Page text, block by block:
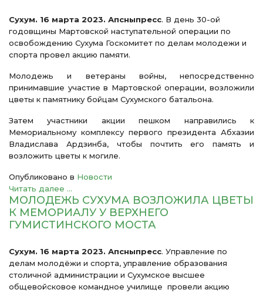
Сухум. 16 марта 2023. Апсныпресс. В день 30-ой
годовщины Мартовской наступательной операции по
освобождению Сухума Госкомитет по делам молодежи и
спорта провел акцию памяти.
Молодежь и ветераны войны, непосредственно
принимавшие участие в Мартовской операции, возложили
цветы к памятнику бойцам Сухумского батальона.
Затем участники акции пешком направились к
Мемориальному комплексу первого президента Абхазии
Владислава Ардзинба, чтобы почтить его память и
возложить цветы к могиле.
Опубликовано в Новости
Читать далее ...
МОЛОДЕЖЬ СУХУМА ВОЗЛОЖИЛА ЦВЕТЫ
К МЕМОРИАЛУ У ВЕРХНЕГО
ГУМИСТИНСКОГО МОСТА
Сухум. 16 марта 2023. Апсныпресс. Управление по
делам молодёжи и спорта, управление образования
столичной администрации и Сухумское высшее
общевойсковое командное училище провели акцию